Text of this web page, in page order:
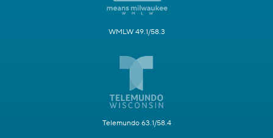
WMLW 49.1/58.3
Telemundo 63.1/58.4